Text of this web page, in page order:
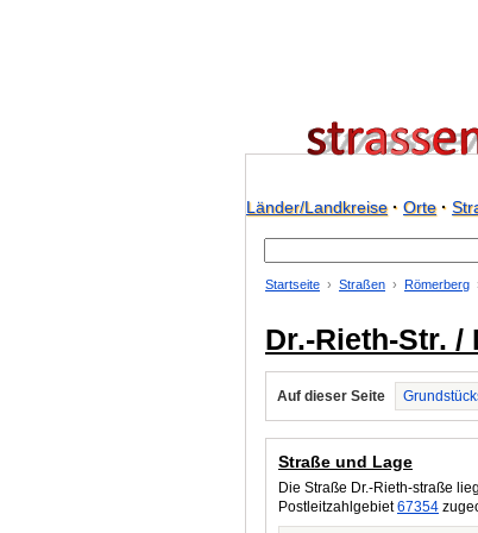
Länder/Landkreise· Orte·
Startseite Straßen Römerberg
Dr.-Rieth-Str. /
Auf dieser Seite
Straße und Lage
Die Straße Dr.-Rieth-straße
Postleitzahlgebiet67354